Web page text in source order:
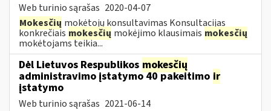
Web turinio sąrašas 2020-04-07
Mokesčių mokėtojų konsultavimas Konsultacijas
konkrečiais mokesčių mokėjimo klausimais mokesčių
mokėtojams teikia...
Dėl Lietuvos Respublikos mokesčių
administravimo įstatymo 40 pakeitimo ir
įstatymo
Web turinio sąrašas 2021-06-14